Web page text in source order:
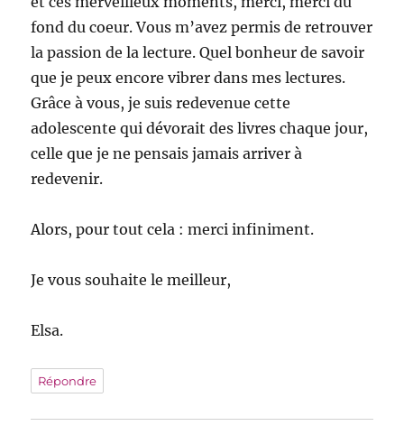
fond du coeur. Vous m’avez permis de retrouver
la passion de la lecture. Quel bonheur de savoir
que je peux encore vibrer dans mes lectures.
Grâce à vous, je suis redevenue cette
adolescente qui dévorait des livres chaque jour,
celle que je ne pensais jamais arriver à
redevenir.
Alors, pour tout cela : merci infiniment.
Je vous souhaite le meilleur,
Elsa.
Répondre